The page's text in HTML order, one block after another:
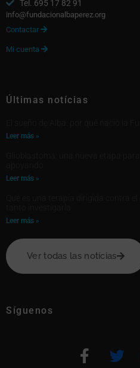
Tel. 695 17 82 91
info@fundacionalbaperez.org
Contactar 
Mi cuenta 
Últimas notícias
Leer más »
Leer más »
Leer más »
Ver todas las notícias
Síguenos